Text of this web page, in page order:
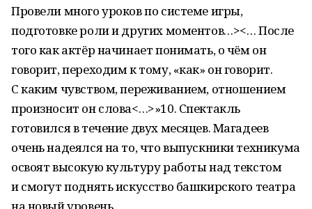
Провели много уроков по системе игры,
подготовке роли и других моментов…><… После
того как актёр начинает понимать, о чём он
говорит, переходим к тому, «как» он говорит.
С каким чувством, переживанием, отношением
произносит он слова<…>»10. Спектакль
готовился в течение двух месяцев. Магадеев
очень надеялся на то, что выпускники техникума
освоят высокую культуру работы над текстом
и смогут поднять искусство башкирского театра